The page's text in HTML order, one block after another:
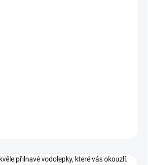
přilnavé vodolepky, které vás okouzlí.